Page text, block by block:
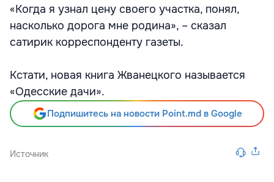
«Когда я узнал цену своего участка, понял,
насколько дорога мне родина», – сказал
сатирик корреспонденту газеты.
Кстати, новая книга Жванецкого называется
«Одесские дачи».
Подпишитесь на новости Point.md в Google
Источник